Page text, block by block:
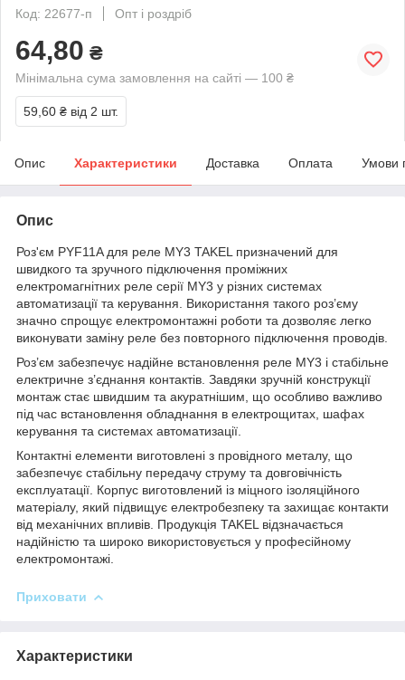
Код: 22677-п
Опт і роздріб
64,80 ₴
Мінімальна сума замовлення на сайті — 100 ₴
59,60 ₴ від 2 шт.
Опис Характеристики Доставка Оплата Умови
Опис
Роз'єм PYF11A для реле MY3 TAKEL призначений для
швидкого та зручного підключення проміжних
електромагнітних реле серії MY3 у різних системах
автоматизації та керування. Використання такого роз’єму
значно спрощує електромонтажні роботи та дозволяє легко
виконувати заміну реле без повторного підключення проводів.
Роз’єм забезпечує надійне встановлення реле MY3 і стабільне
електричне з’єднання контактів. Завдяки зручній конструкції
монтаж стає швидшим та акуратнішим, що особливо важливо
під час встановлення обладнання в електрощитах, шафах
керування та системах автоматизації.
Контактні елементи виготовлені з провідного металу, що
забезпечує стабільну передачу струму та довговічність
експлуатації. Корпус виготовлений із міцного ізоляційного
матеріалу, який підвищує електробезпеку та захищає контакти
від механічних впливів. Продукція TAKEL відзначається
надійністю та широко використовується у професійному
електромонтажі.
Приховати
Характеристики